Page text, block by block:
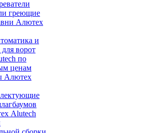
греющие
Алютех
и
для ворот
по
ценам
Алютех
Alutech